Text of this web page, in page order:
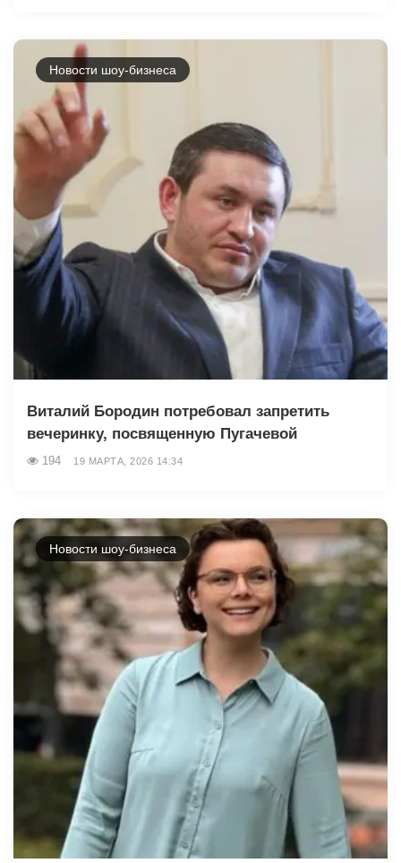
Новости шоу-бизнеса
Виталий Бородин потребовал запретить
вечеринку, посвященную Пугачевой
194 19 МАРТА, 2026 14:34
Новости шоу-бизнеса